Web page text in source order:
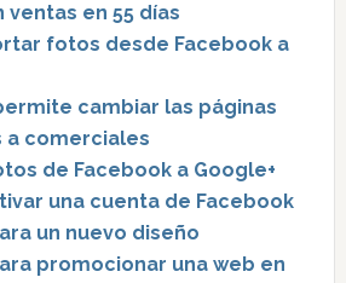
ventas en 55 días
fotos desde Facebook a
cambiar las páginas
a comerciales
de Facebook a Google+
una cuenta de Facebook
un nuevo diseño
promocionar una web en